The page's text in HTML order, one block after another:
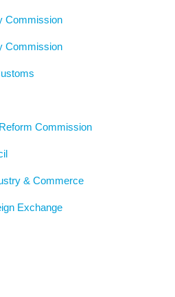
Commission
Commission
Commission
& Commerce
Exchange